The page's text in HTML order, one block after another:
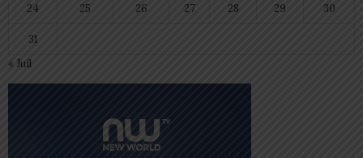
24 25 26 27 28 29 30
31
« Juil